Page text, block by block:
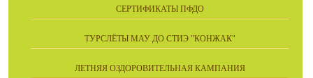
СЕРТИФИКАТЫ ПФДО
ТУРСЛЁТЫ МАУ ДО СТИЭ "КОНЖАК"
ЛЕТНЯЯ ОЗДОРОВИТЕЛЬНАЯ КАМПАНИЯ